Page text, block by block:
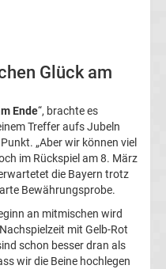
Glück am
Ende“, brachte es
Treffer aufs Jubeln
„Aber wir können viel
im Rückspiel am 8. März
die Bayern trotz
Bewährungsprobe.
an mitmischen wird
mit Gelb-Rot
schon besser dran als
wir die Beine hochlegen